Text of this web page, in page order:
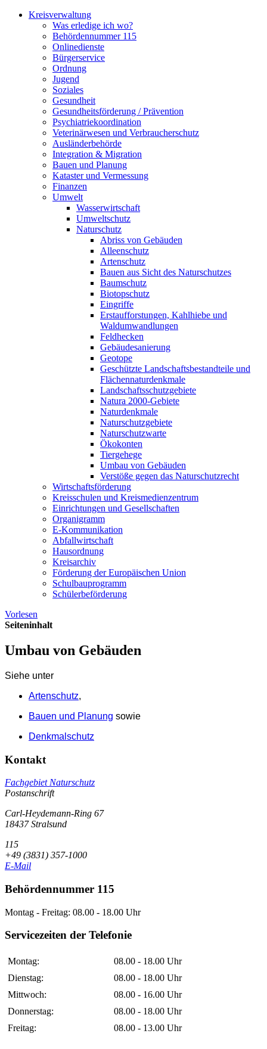
Kreisverwaltung
Was erledige ich wo?
Behördennummer 115
Onlinedienste
Bürgerservice
Ordnung
Jugend
Soziales
Gesundheit
Gesundheits­förderung / Prävention
Psychiatriekoordination
Veterinärwesen und Verbraucherschutz
Ausländerbehörde
Integration & Migration
Bauen und Planung
Kataster und Vermessung
Finanzen
Umwelt
Wasserwirtschaft
Umweltschutz
Naturschutz
Abriss von Gebäuden
Alleenschutz
Artenschutz
Bauen aus Sicht des Naturschutzes
Baumschutz
Biotopschutz
Eingriffe
Erstaufforstungen, Kahlhiebe und
Waldumwandlungen
Feldhecken
Gebäudesanierung
Geotope
Geschützte Landschaftsbestandteile und
Flächennaturdenkmale
Landschaftsschutzgebiete
Natura 2000-Gebiete
Naturdenkmale
Naturschutzgebiete
Naturschutzwarte
Ökokonten
Tiergehege
Umbau von Gebäuden
Verstöße gegen das Naturschutzrecht
Wirtschaftsförderung
Kreisschulen und Kreismedienzentrum
Einrichtungen und Gesellschaften
Organigramm
E-Kommunikation
Abfallwirtschaft
Hausordnung
Kreisarchiv
Förderung der Europäischen Union
Schulbauprogramm
Schülerbeförderung
Vorlesen
Seiteninhalt
Umbau von Gebäuden
Siehe unter
Artenschutz,
Bauen und Planung sowie
Denkmalschutz
Kontakt
Fachgebiet Naturschutz
Postanschrift
Carl-Heydemann-Ring 67
18437 Stralsund
115
+49 (3831) 357-1000
E-Mail
Behördennummer 115
Montag - Freitag: 08.00 - 18.00 Uhr
Servicezeiten der Telefonie
Montag:
08.00 - 18.00 Uhr
Dienstag:
08.00 - 18.00 Uhr
Mittwoch:
08.00 - 16.00 Uhr
Donnerstag:
08.00 - 18.00 Uhr
Freitag:
08.00 - 13.00 Uhr